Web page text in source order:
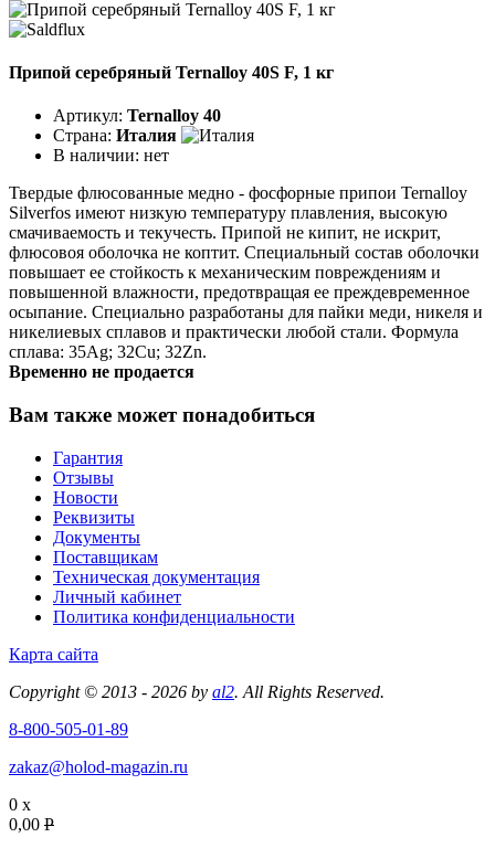
Припой серебряный Ternalloy 40S F, 1 кг
Артикул: Ternalloy 40
Страна: Италия
В наличии: нет
Твердые флюсованные медно - фосфорные припои Ternalloy
Silverfos имеют низкую температуру плавления, высокую
смачиваемость и текучесть. Припой не кипит, не искрит,
флюсовоя оболочка не коптит. Специальный состав оболочки
повышает ее стойкость к механическим повреждениям и
повышенной влажности, предотвращая ее преждевременное
осыпание. Специально разработаны для пайки меди, никеля и
никелиевых сплавов и практически любой стали. Формула
сплава: 35Ag; 32Cu; 32Zn.
Временно не продается
Вам также может понадобиться
Гарантия
Отзывы
Новости
Реквизиты
Документы
Поставщикам
Техническая документация
Личный кабинет
Политика конфиденциальности
Карта сайта
Copyright © 2013 - 2026 by al2. All Rights Reserved.
8-800-505-01-89
zakaz@holod-magazin.ru
0 x
0,00 P